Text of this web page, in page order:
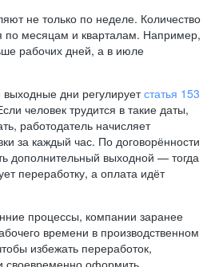
не только по неделе. Количество
по месяцам и кварталам. Например,
рабочих дней, а в июле
дни регулируетстатья 153
человек трудится в такие даты,
работодатель начисляет
за каждый час. По договорённости
дополнительный выходной — тогда
переработку, а оплата идёт
процессы, компании заранее
времени в производственном
избежать переработок,
своевременно оформить